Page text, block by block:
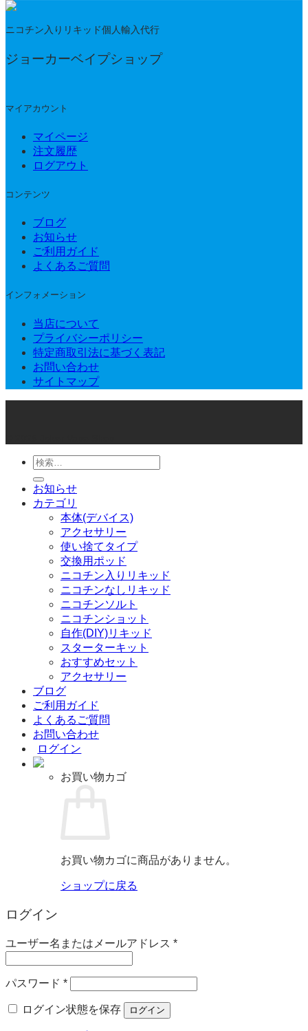
¥4,300
¥11,640
ニコチン入りリキッド個人輸入代行
ジョーカーベイプショップ
マイアカウント
マイページ
注文履歴
ログアウト
コンテンツ
ブログ
お知らせ
ご利用ガイド
よくあるご質問
インフォメーション
当店について
プライバシーポリシー
特定商取引法に基づく表記
お問い合わせ
サイトマップ
検
索
対
象:
お知らせ
カテゴリ
本体(デバイス)
アクセサリー
使い捨てタイプ
交換用ポッド
ニコチン入りリキッド
ニコチンなしリキッド
ニコチンソルト
ニコチンショット
自作(DIY)リキッド
スターターキット
おすすめセット
アクセサリー
ブログ
ご利用ガイド
よくあるご質問
お問い合わせ
ログイン
お買い物カゴ
お買い物カゴに商品がありません。
ショップに戻る
ログイン
ユーザー名またはメールアドレス *必
パスワード *必
ログイン状態を保存
ログイン